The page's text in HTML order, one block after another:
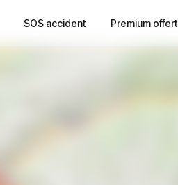
SOS accident Premium offert